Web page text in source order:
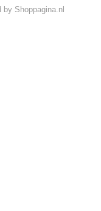
Shoppagina.nl